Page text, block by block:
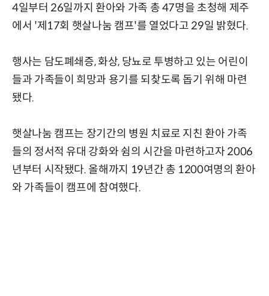
4일부터 26일까지 환아와 가족 총 47명을 초청해 제주
에서 '제17회 햇살나눔 캠프'를 열었다고 29일 밝혔다.
행사는 담도폐쇄증, 화상, 당뇨로 투병하고 있는 어린이
들과 가족들이 희망과 용기를 되찾도록 돕기 위해 마련
됐다.
햇살나눔 캠프는 장기간의 병원 치료로 지친 환아 가족
들의 정서적 유대 강화와 쉼의 시간을 마련하고자 2006
년부터 시작됐다. 올해까지 19년간 총 1200여명의 환아
와 가족들이 캠프에 참여했다.